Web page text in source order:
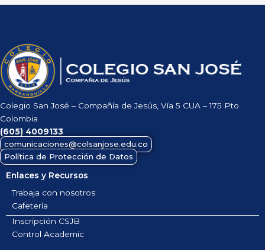
Colegio San José – Compañía de Jesús, Vía 5 CUA – 175 Pto
Colombia
(605) 4009133
comunicaciones@colsanjose.edu.co
Política de Protección de Datos
Enlaces y Recursos
Trabaja con nosotros
Cafetería
Inscripción CSJB
Control Academic